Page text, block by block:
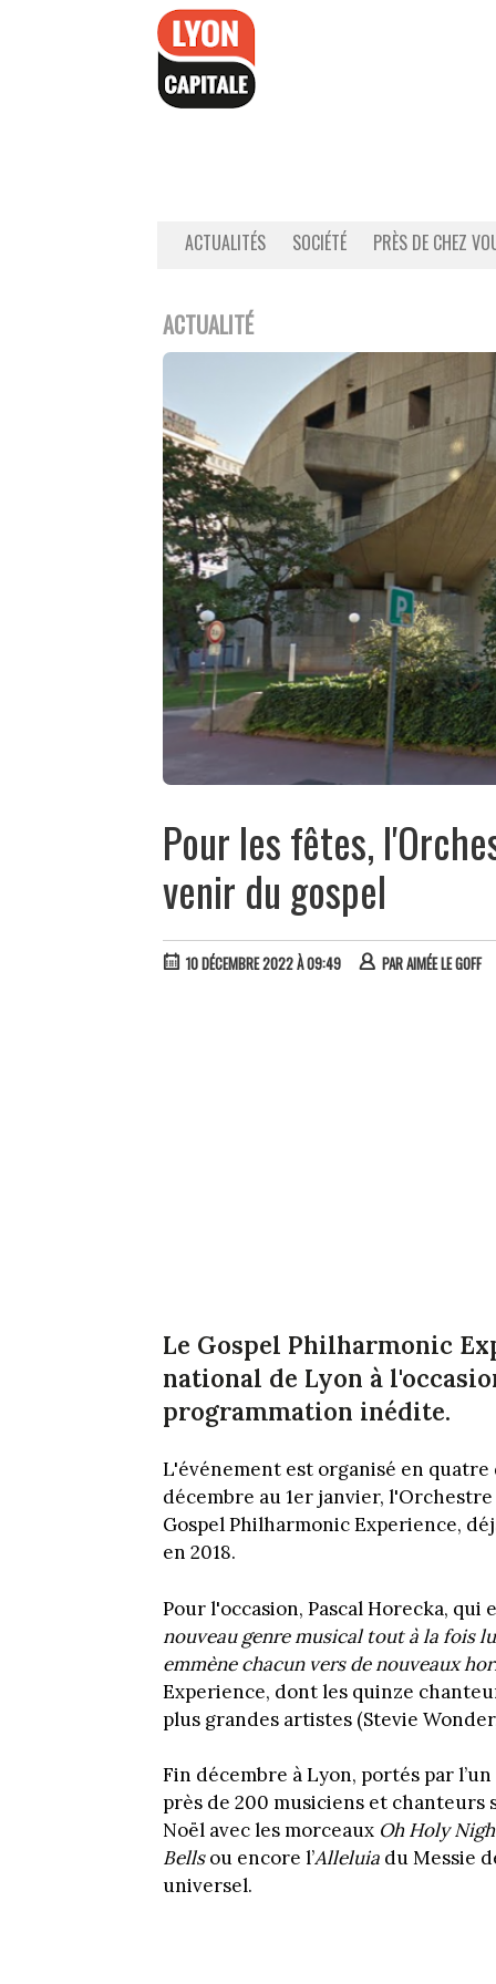
ACTUALITÉS SOCIÉTÉ PRÈS DE CHEZ
ACTUALITÉ
Pour les fêtes,
venir du gospel
10 DÉCEMBRE 2022 À 09:49 PARAIMÉE LE GOFF
Le Gospel Philharmonic
national de Lyon à
programmation inédite.
L'événement est organisé en
décembre au 1er janvier,
Gospel Philharmonic Experience,
en 2018.
Pour l'occasion, Pascal Horecka, qui
nouveau genre musical tout à la fois
emmène chacun vers de nouveaux
Experience, dont les quinze
plus grandes artistes (Stevie
Fin décembre à Lyon, portés par
près de 200 musiciens et
Noël avec les morceaux Oh Holy
Bellsou encore l’Alleluia du Messie
universel.